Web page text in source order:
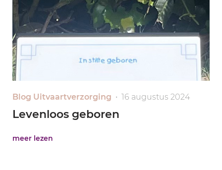
Blog Uitvaartverzorging • 16 augustus 2024
Levenloos geboren
meer lezen